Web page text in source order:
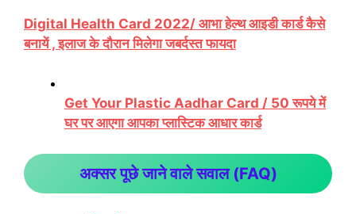
Digital Health Card 2022/ आभा हेल्थ आइडी कार्ड कैसे
बनायें , इलाज के दौरान मिलेगा जबर्दस्त फायदा
Get Your Plastic Aadhar Card / 50 रूपये में
घर पर आएगा आपका प्लास्टिक आधार कार्ड
अक्सर पूछे जाने वाले सवाल (FAQ)